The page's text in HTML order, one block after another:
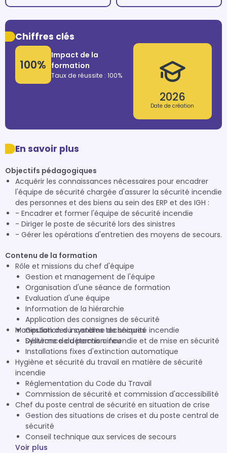
Chiffres clés
100%
Impact de la
formation
Taux de réussite : 100%
2026
Date de création
En savoir plus
Objectifs pédagogiques
Acquérir les connaissances nécessaires pour encadrer
l'équipe de sécurité chargée d'assurer la sécurité incendie
des personnes et des biens au sein des ERP et des IGH :
- Encadrer et former l'équipe de sécurité incendie
- Diriger le poste de sécurité lors des sinistres
- Gérer les opérations d'entretien des moyens de secours.
Contenu de la formation
Rôle et missions du chef d'équipe
Gestion et management de l'équipe
Organisation d'une séance de formation
Evaluation d'une équipe
Information de la hiérarchie
Application des consignes de sécurité
Gestion des incendies techniques
Délivrance du permis a feu
Manipulation du système de sécurité incendie
Système de détection incendie et de mise en sécurité
Installations fixes d'extinction automatique
Hygiène et sécurité du travail en matière de sécurité
incendie
Réglementation du Code du Travail
Commission de sécurité et commission d'accessibilité
Chef du poste central de sécurité en situation de crise
Gestion des situations de crises et du poste central de
sécurité
Conseil technique aux services de secours
Voir plus